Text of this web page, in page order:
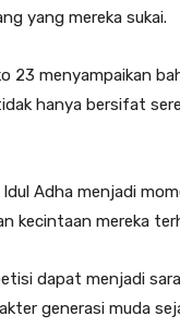
yang mereka sukai.
23 menyampaikan
hanya bersifat
Adha menjadi
kecintaan mereka
dapat menjadi
generasi muda